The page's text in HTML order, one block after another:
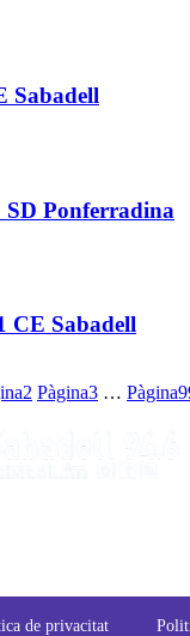
Sabadell
SD Ponferradina
CE Sabadell
2 Pàgina3 … Pàgina
de privacitat